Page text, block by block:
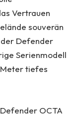
Vertrauen
souverän
der Defender
Serienmodell
tiefes
OCTA